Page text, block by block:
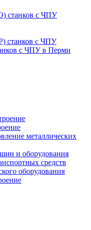
станков с ЧПУ
станков с ЧПУ
с ЧПУ в Перми
металлических
и оборудования
средств
оборудования